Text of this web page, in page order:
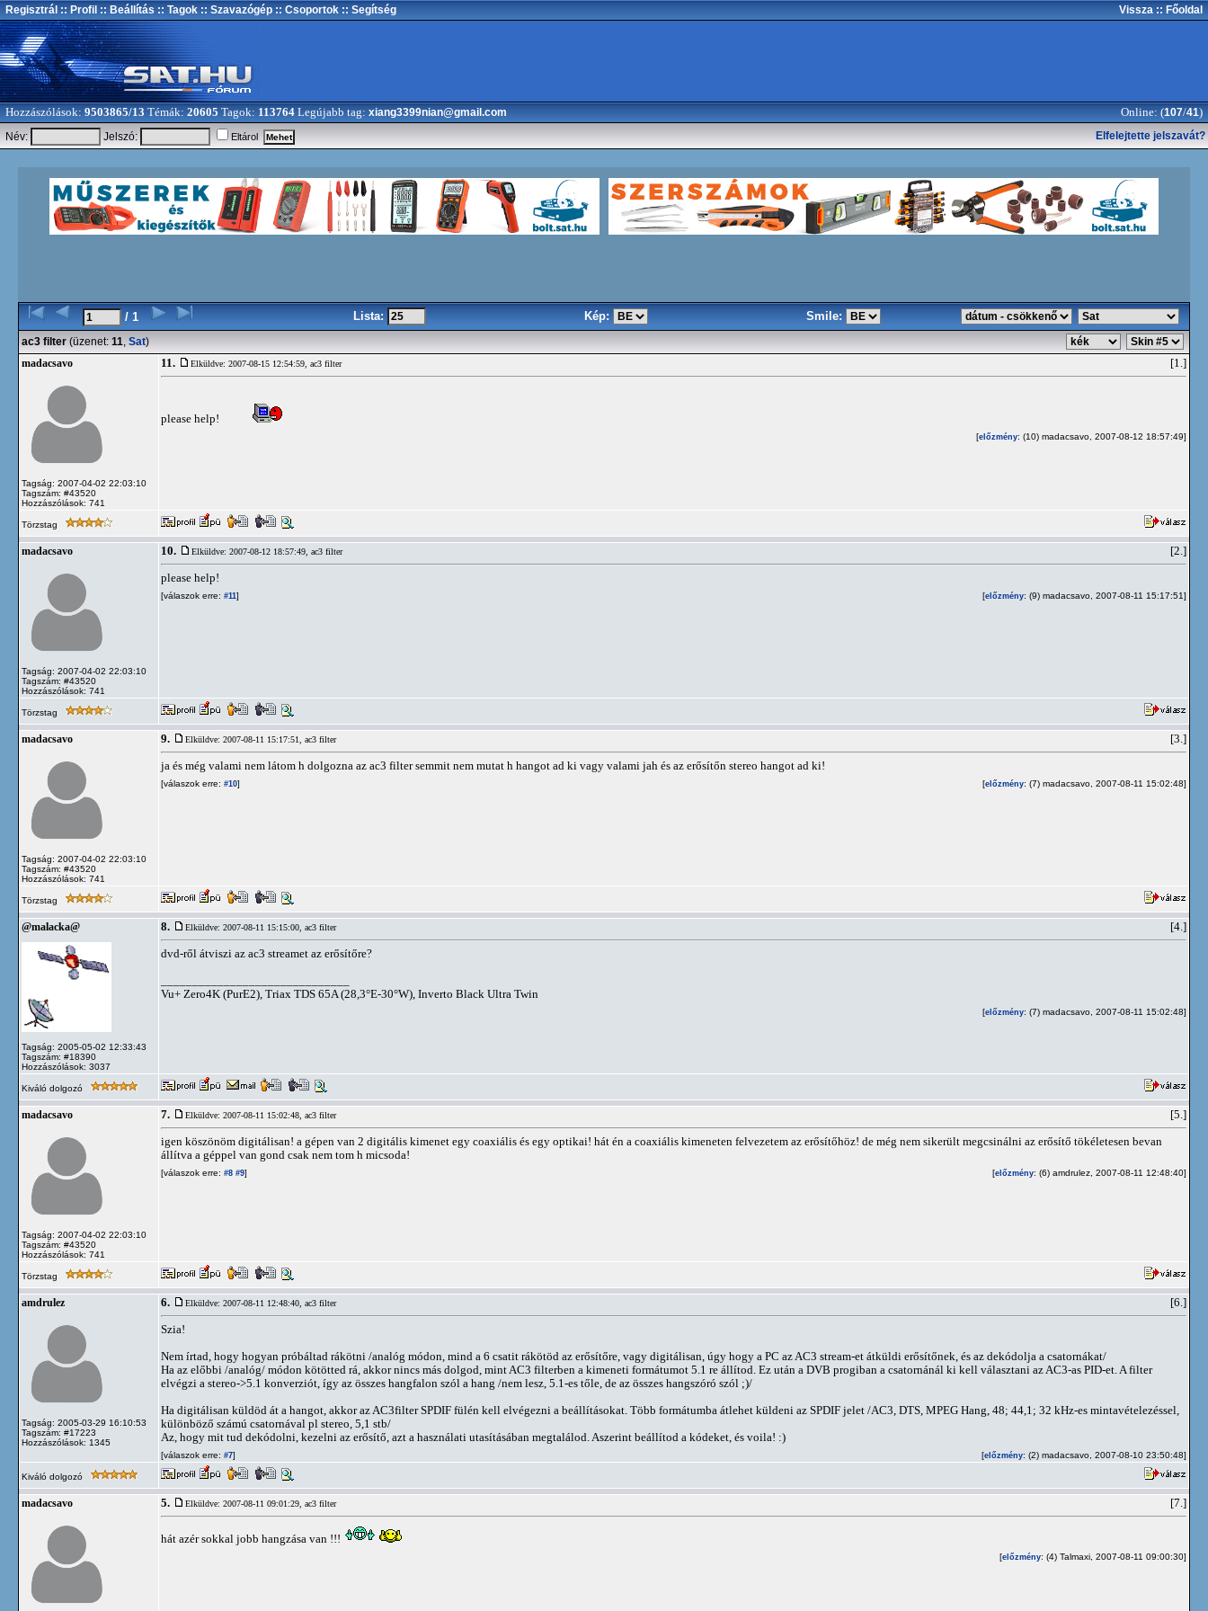
Regisztrál :: Profil :: Beállítás :: Tagok :: Szavazógép :: Csoportok :: Segítség Vissza :: Főoldal
Hozzászólások: 9503865/13 Témák: 20605 Tagok: 113764 Legújabb tag: xiang3399nian@gmail.com Online: (107/41)
Név: Jelszó: Eltárol Elfelejtette jelszavát?
/ 1 Lista: Kép: Smile:
ac3 filter (üzenet: 11, Sat)
madacsavo
Tagság: 2007-04-02 22:03:10
Tagszám: #43520
Hozzászólások: 741
11. Elküldve: 2007-08-15 12:54:59, ac3 filter [1.]
please help!
[előzmény: (10) madacsavo, 2007-08-12 18:57:49]
Törzstag
madacsavo
Tagság: 2007-04-02 22:03:10
Tagszám: #43520
Hozzászólások: 741
10. Elküldve: 2007-08-12 18:57:49, ac3 filter [2.]
please help!
[válaszok erre: #11] [előzmény: (9) madacsavo, 2007-08-11 15:17:51]
Törzstag
madacsavo
Tagság: 2007-04-02 22:03:10
Tagszám: #43520
Hozzászólások: 741
9. Elküldve: 2007-08-11 15:17:51, ac3 filter [3.]
ja és még valami nem látom h dolgozna az ac3 filter semmit nem mutat h hangot ad ki vagy valami jah és az erősítőn stereo hangot ad ki!
[válaszok erre: #10] [előzmény: (7) madacsavo, 2007-08-11 15:02:48]
Törzstag
@malacka@
Tagság: 2005-05-02 12:33:43
Tagszám: #18390
Hozzászólások: 3037
8. Elküldve: 2007-08-11 15:15:00, ac3 filter [4.]
dvd-ről átviszi az ac3 streamet az erősítőre?
Vu+ Zero4K (PurE2), Triax TDS 65A (28,3°E-30°W), Inverto Black Ultra Twin
[előzmény: (7) madacsavo, 2007-08-11 15:02:48]
Kiváló dolgozó
madacsavo
Tagság: 2007-04-02 22:03:10
Tagszám: #43520
Hozzászólások: 741
7. Elküldve: 2007-08-11 15:02:48, ac3 filter [5.]
igen köszönöm digitálisan! a gépen van 2 digitális kimenet egy coaxiális és egy optikai! hát én a coaxiális kimeneten felvezetem az erősítőhöz! de még nem sikerült megcsinálni az erősítő tökéletesen bevan
állítva a géppel van gond csak nem tom h micsoda!
[válaszok erre: #8 #9] [előzmény: (6) amdrulez, 2007-08-11 12:48:40]
Törzstag
amdrulez
Tagság: 2005-03-29 16:10:53
Tagszám: #17223
Hozzászólások: 1345
6. Elküldve: 2007-08-11 12:48:40, ac3 filter [6.]
Szia!
Nem írtad, hogy hogyan próbáltad rákötni /analóg módon, mind a 6 csatit rákötöd az erősítőre, vagy digitálisan, úgy hogy a PC az AC3 stream-et átküldi erősítőnek, és az dekódolja a csatornákat/
Ha az előbbi /analóg/ módon kötötted rá, akkor nincs más dolgod, mint AC3 filterben a kimeneti formátumot 5.1 re állítod. Ez után a DVB progiban a csatornánál ki kell választani az AC3-as PID-et. A filter
elvégzi a stereo->5.1 konverziót, így az összes hangfalon szól a hang /nem lesz, 5.1-es tőle, de az összes hangszóró szól ;)/
Ha digitálisan küldöd át a hangot, akkor az AC3filter SPDIF fülén kell elvégezni a beállításokat. Több formátumba átlehet küldeni az SPDIF jelet /AC3, DTS, MPEG Hang, 48; 44,1; 32 kHz-es mintavételezéssel,
különböző számú csatornával pl stereo, 5,1 stb/
Az, hogy mit tud dekódolni, kezelni az erősítő, azt a használati utasításában megtalálod. Aszerint beállítod a kódeket, és voila! :)
[válaszok erre: #7] [előzmény: (2) madacsavo, 2007-08-10 23:50:48]
Kiváló dolgozó
madacsavo 5. Elküldve: 2007-08-11 09:01:29, ac3 filter [7.]
hát azér sokkal jobb hangzása van !!!
[előzmény: (4) Talmaxi, 2007-08-11 09:00:30]